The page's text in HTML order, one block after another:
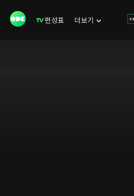
편성표 더보기